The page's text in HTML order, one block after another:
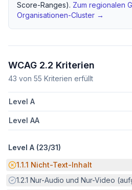
Score-Ranges). Zum regionalen
Organisationen-Cluster →
WCAG 2.2 Kriterien
43 von 55 Kriterien erfüllt
Level A
Level AA
Level A (23/31)
Potenzielle Barriere:
1.1.1 Nicht-Text-Inhalt
Erfüllt:
1.2.1 Nur-Audio und Nur-Video